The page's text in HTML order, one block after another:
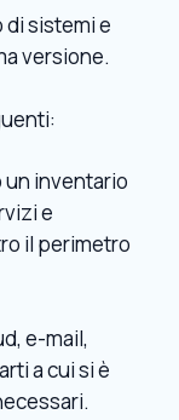
di sistemi e
versione.
un inventario
e
il perimetro
e-mail,
a cui si è